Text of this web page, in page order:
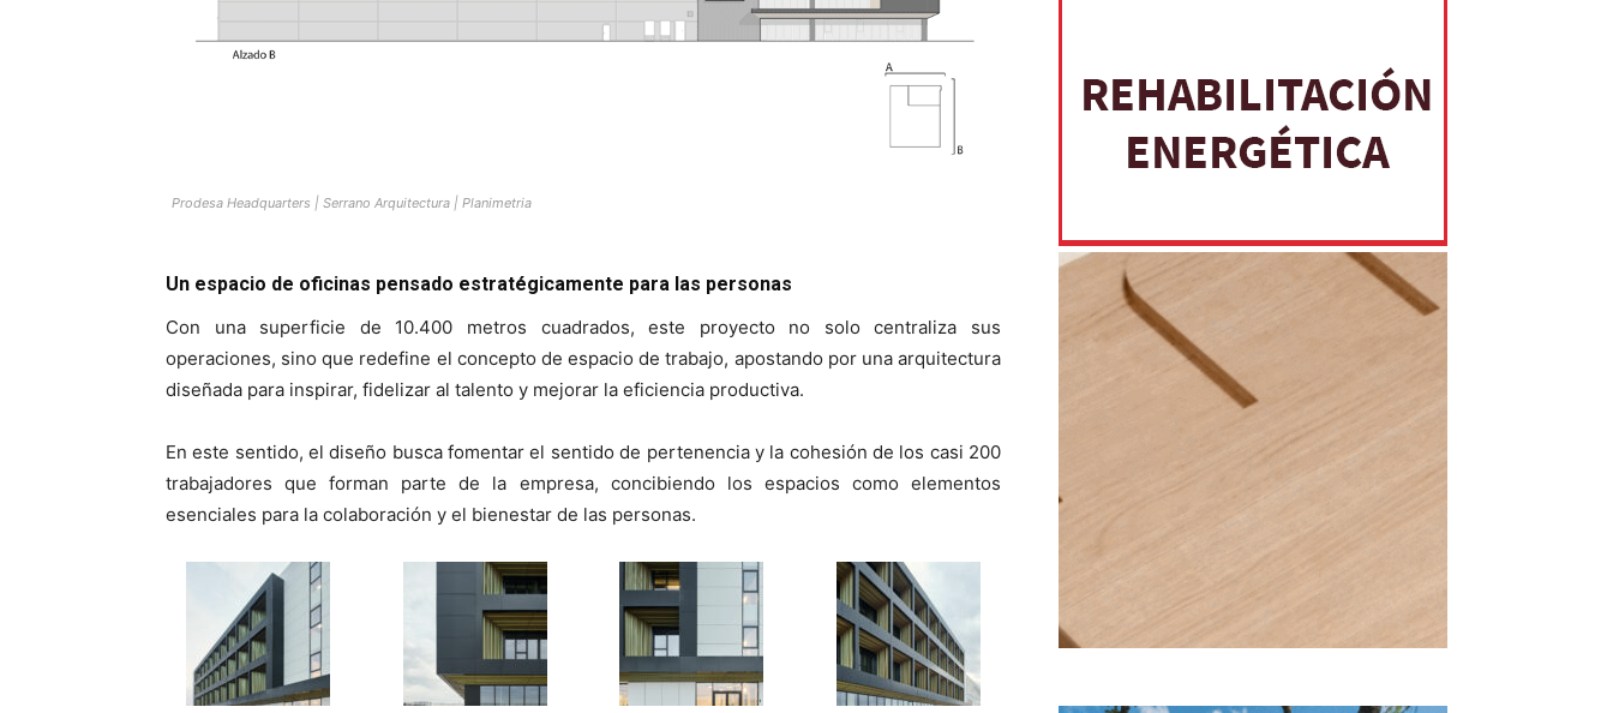
Prodesa Headquarters | Serrano Arquitectura | Planimetria
Un espacio de oficinas pensado estratégicamente para las personas
Con una superficie de 10.400 metros cuadrados, este proyecto no solo centraliza sus
operaciones, sino que redefine el concepto de espacio de trabajo, apostando por una arquitectura
diseñada para inspirar, fidelizar al talento y mejorar la eficiencia productiva.
En este sentido, el diseño busca fomentar el sentido de pertenencia y la cohesión de los casi 200
trabajadores que forman parte de la empresa, concibiendo los espacios como elementos
esenciales para la colaboración y el bienestar de las personas.